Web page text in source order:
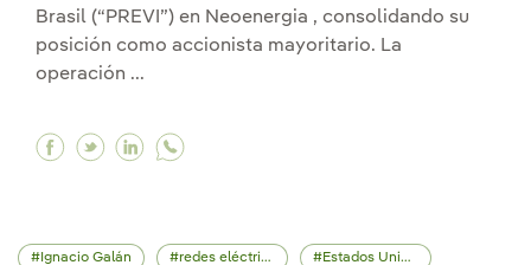
Brasil (“PREVI”) en Neoenergia , consolidando su
posición como accionista mayoritario. La
operación ...
Facebook Iberdrola alcanzará el 84% de su
Twitter Iberdrola alcanzará el 84% de su
Linkedin Iberdrola alcanzará el 84%
Ignacio Galán redes eléctricas Estados Unidos